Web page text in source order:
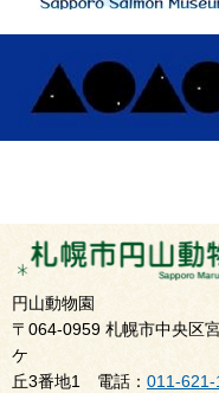
円山動物園
〒064-0959 札幌市中央区
ケ
丘3番地1 電話： 011-621-